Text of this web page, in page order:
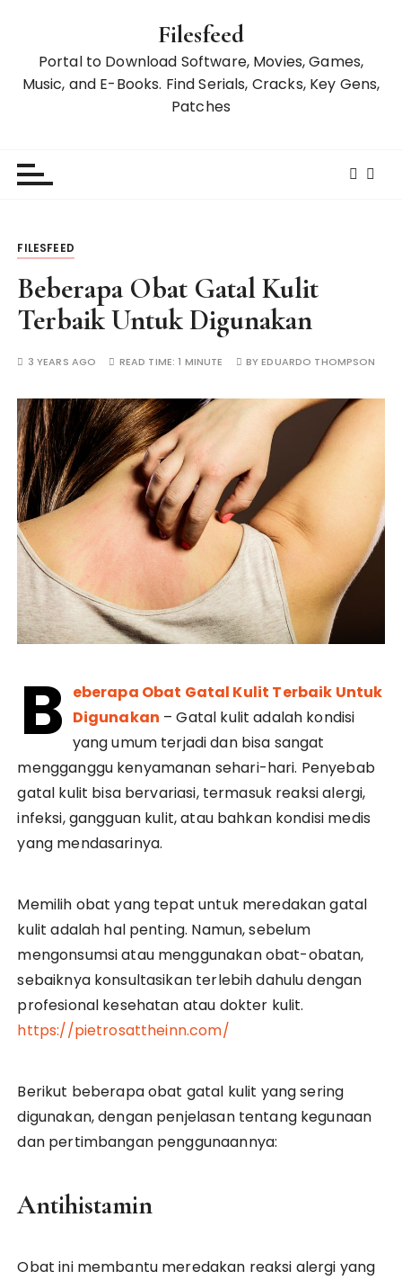
Filesfeed
Portal to Download Software, Movies, Games,
Music, and E-Books. Find Serials, Cracks, Key Gens,
Patches
FILESFEED
Beberapa Obat Gatal Kulit
Terbaik Untuk Digunakan
3 YEARS AGO READ TIME:1 MINUTE BYEDUARDO THOMPSON
B eberapa Obat Gatal Kulit Terbaik Untuk
Digunakan – Gatal kulit adalah kondisi
yang umum terjadi dan bisa sangat
mengganggu kenyamanan sehari-hari. Penyebab
gatal kulit bisa bervariasi, termasuk reaksi alergi,
infeksi, gangguan kulit, atau bahkan kondisi medis
yang mendasarinya.
Memilih obat yang tepat untuk meredakan gatal
kulit adalah hal penting. Namun, sebelum
mengonsumsi atau menggunakan obat-obatan,
sebaiknya konsultasikan terlebih dahulu dengan
profesional kesehatan atau dokter kulit.
https://pietrosattheinn.com/
Berikut beberapa obat gatal kulit yang sering
digunakan, dengan penjelasan tentang kegunaan
dan pertimbangan penggunaannya:
Antihistamin
Obat ini membantu meredakan reaksi alergi yang